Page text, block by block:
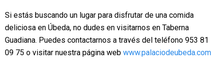
Si estás buscando un lugar para disfrutar de una comida
deliciosa en Úbeda, no dudes en visitarnos en Taberna
Guadiana. Puedes contactarnos a través del teléfono 953 81
09 75 o visitar nuestra página web www.palaciodeubeda.com